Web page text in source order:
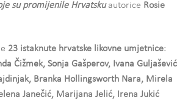
su promijenile Hrvatskuautorice Rosie
23 istaknute hrvatske likovne umjetnice:
Čižmek, Sonja Gašperov, Ivana Guljašević
Branka Hollingsworth Nara, Mirela
Janečić, Marijana Jelić, Irena Jukić